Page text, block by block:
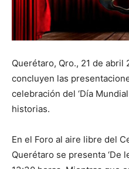
Querétaro, Qro., 21 de abril
concluyen las
celebración del ‘Día
historias.
En el Foro al aire libre del
Querétaro se presenta ‘De